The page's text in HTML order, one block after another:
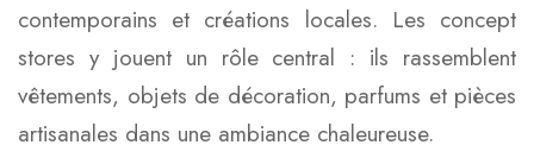
contemporains et créations locales. Les concept
stores y jouent un rôle central : ils rassemblent
vêtements, objets de décoration, parfums et pièces
artisanales dans une ambiance chaleureuse.